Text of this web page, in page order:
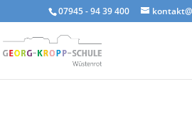
07945 - 94 39 400